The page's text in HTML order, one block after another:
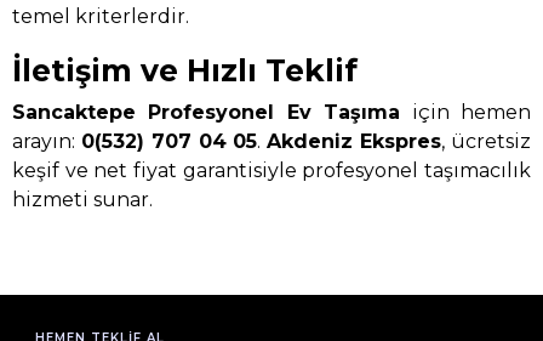
temel kriterlerdir.
İletişim ve Hızlı Teklif
Sancaktepe Profesyonel Ev Taşıma için hemen
arayın: 0(532) 707 04 05.Akdeniz Ekspres, ücretsiz
keşif ve net fiyat garantisiyle profesyonel taşımacılık
hizmeti sunar.